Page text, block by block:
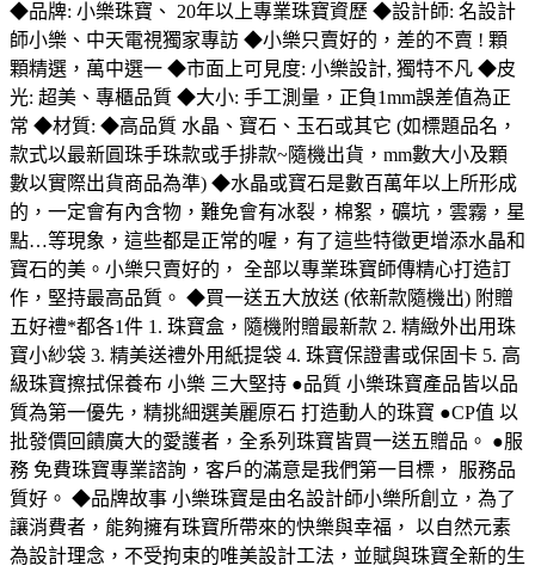
◆品牌: 小樂珠寶、 20年以上專業珠寶資歷 ◆設計師: 名設計
師小樂、中天電視獨家專訪 ◆小樂只賣好的，差的不賣 ! 顆
顆精選，萬中選一 ◆市面上可見度: 小樂設計, 獨特不凡 ◆皮
光: 超美、專櫃品質 ◆大小: 手工測量，正負1mm誤差值為正
常 ◆材質: ◆高品質 水晶、寶石、玉石或其它 (如標題品名，
款式以最新圓珠手珠款或手排款~隨機出貨，mm數大小及顆
數以實際出貨商品為準) ◆水晶或寶石是數百萬年以上所形成
的，一定會有內含物，難免會有冰裂，棉絮，礦坑，雲霧，星
點…等現象，這些都是正常的喔，有了這些特徵更增添水晶和
寶石的美。小樂只賣好的， 全部以專業珠寶師傳精心打造訂
作，堅持最高品質。 ◆買一送五大放送 (依新款隨機出) 附贈
五好禮*都各1件 1. 珠寶盒，隨機附贈最新款 2. 精緻外出用珠
寶小紗袋 3. 精美送禮外用紙提袋 4. 珠寶保證書或保固卡 5. 高
級珠寶擦拭保養布 小樂 三大堅持 ●品質 小樂珠寶產品皆以品
質為第一優先，精挑細選美麗原石 打造動人的珠寶 ●CP值 以
批發價回饋廣大的愛護者，全系列珠寶皆買一送五贈品。 ●服
務 免費珠寶專業諮詢，客戶的滿意是我們第一目標， 服務品
質好。 ◆品牌故事 小樂珠寶是由名設計師小樂所創立，為了
讓消費者，能夠擁有珠寶所帶來的快樂與幸福， 以自然元素
為設計理念，不受拘束的唯美設計工法，並賦與珠寶全新的生